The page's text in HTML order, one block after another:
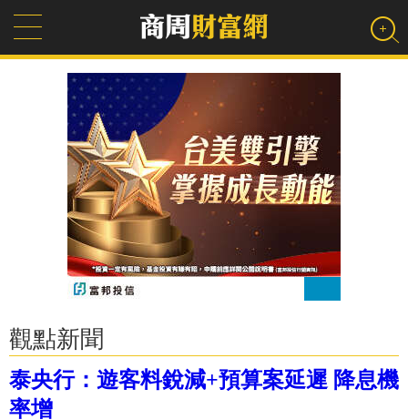
觀點新聞
泰央行：遊客料銳減+預算案延遲 降息機
率增